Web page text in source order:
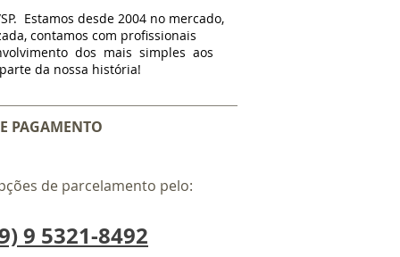
Estamos desde 2004 no mercado,
contamos com profissionais
dos mais simples aos
da nossa história!
PAGAMENTO
de parcelamento pelo:
9 5321-8492